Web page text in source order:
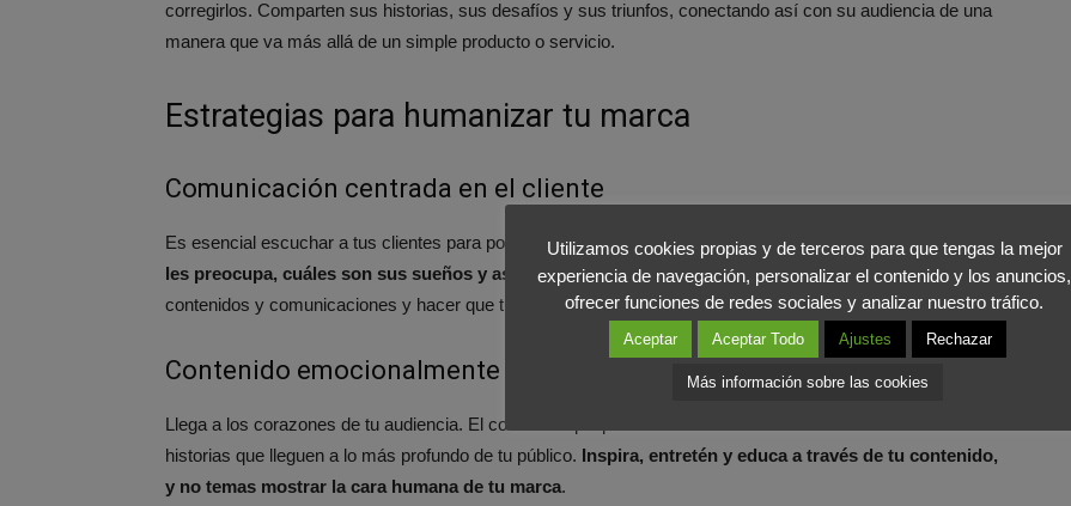
corregirlos. Comparten sus historias, sus desafíos y sus triunfos, conectando así con su audiencia de una
manera que va más allá de un simple producto o servicio.
Estrategias para humanizar tu marca
Comunicación centrada en el cliente
Es esencial escuchar a tus clientes para poder dar una imagen humana de tu empresa.Pregúntate qué
les preocupa, cuáles son sus sueños y aspiraciones. Utiliza esta información para personalizar tus
contenidos y comunicaciones y hacer que tus mensajes resuenen con sus necesidades y deseos.
Contenido emocionalmente relevante
Llega a los corazones de tu audiencia. El contenido que provoca emociones es más memorable. Cuenta
historias que lleguen a lo más profundo de tu público. Inspira, entretén y educa a través de tu contenido,
y no temas mostrar la cara humana de tu marca.
Utilizamos cookies propias y de terceros para que tengas la mejor
experiencia de navegación, personalizar el contenido y los anuncios,
ofrecer funciones de redes sociales y analizar nuestro tráfico.
Aceptar Aceptar Todo Ajustes Rechazar
Más información sobre las cookies